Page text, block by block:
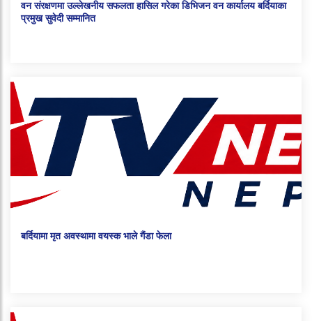
वन संरक्षणमा उल्लेखनीय सफलता हासिल गरेका डिभिजन वन कार्यालय बर्दियाका
प्रमुख सुवेदी सम्मानित
बर्दियामा मृत अवस्थामा वयस्क भाले गैंडा फेला